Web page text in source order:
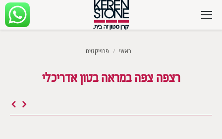
ראשי פרוייקטים
רצפה צפה במראה בטון אדריכלי